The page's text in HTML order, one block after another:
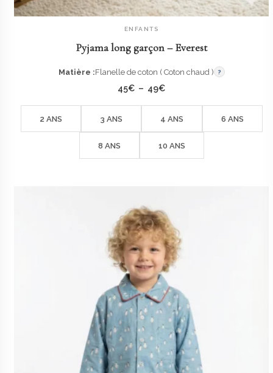
AJOUTER AU PANIER
ENFANTS
Pyjama long garçon – Everest
Matière :Flanelle de coton ( Coton chaud ) ?
45€ – 49€Plage
prix :
45€
2 ANS 3 ANS 4 ANS 6 ANS
8 ANS 10 ANS